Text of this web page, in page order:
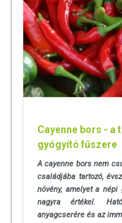
Cayenne bors - a
gyógyító fűszere
A cayenne bors nem
családjába tartozó,
növény, amelyet a
nagyra értékel.
anyagcserére és az